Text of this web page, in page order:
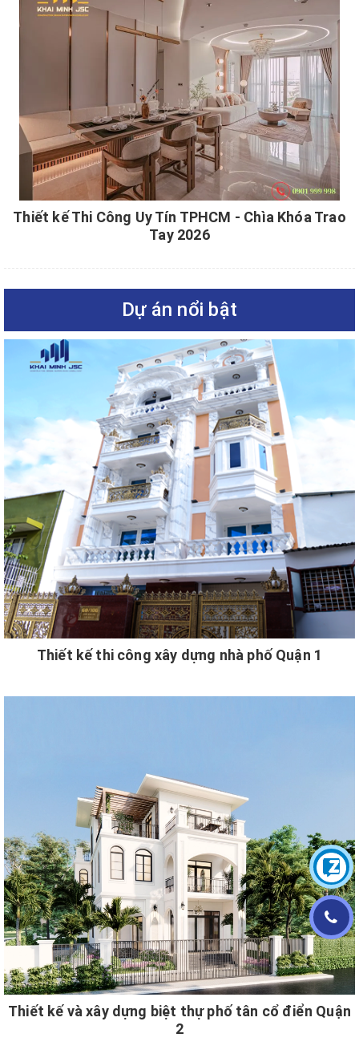
Thiết kế Thi Công Uy Tín TPHCM - Chìa Khóa Trao
Tay 2026
Dự án nổi bật
Thiết kế thi công xây dựng nhà phố Quận 1
Thiết kế và xây dựng biệt thự phố tân cổ điển Quận
2